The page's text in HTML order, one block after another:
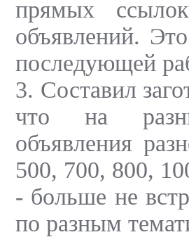
прямых
объявлений.
последующей
3. Составил
что на
объявления
500, 700, 800,
- больше не
по разным